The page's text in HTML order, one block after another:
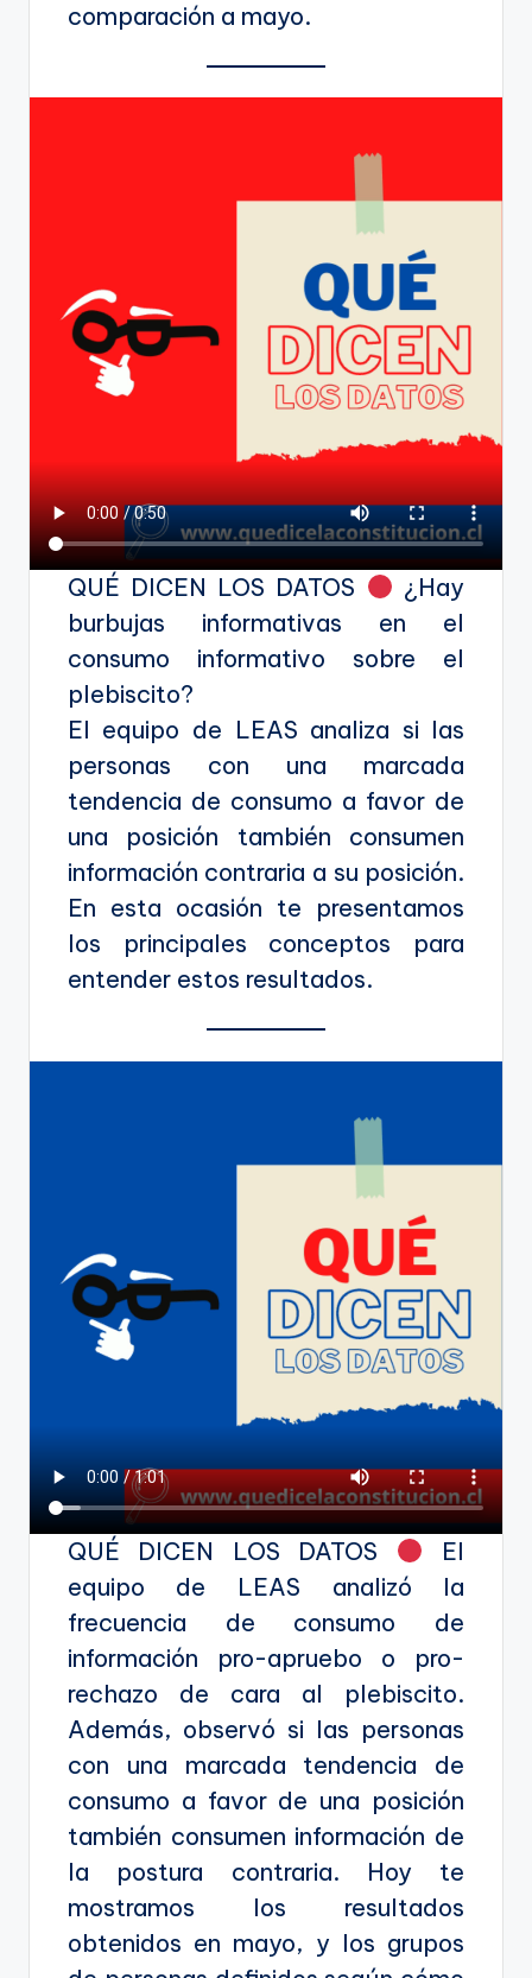
comparación a mayo.
QUÉ DICEN LOS DATOS
¿Hay
burbujas informativas en el
consumo informativo sobre el
plebiscito?
El equipo de LEAS analiza si las
personas con una marcada
tendencia de consumo a favor de
una posición también consumen
información contraria a su posición.
En esta ocasión te presentamos
los principales conceptos para
entender estos resultados.
QUÉ DICEN LOS DATOS
El
equipo de LEAS analizó la
frecuencia de consumo de
información pro-apruebo o pro-
rechazo de cara al plebiscito.
Además, observó si las personas
con una marcada tendencia de
consumo a favor de una posición
también consumen información de
la postura contraria. Hoy te
mostramos los resultados
obtenidos en mayo, y los grupos